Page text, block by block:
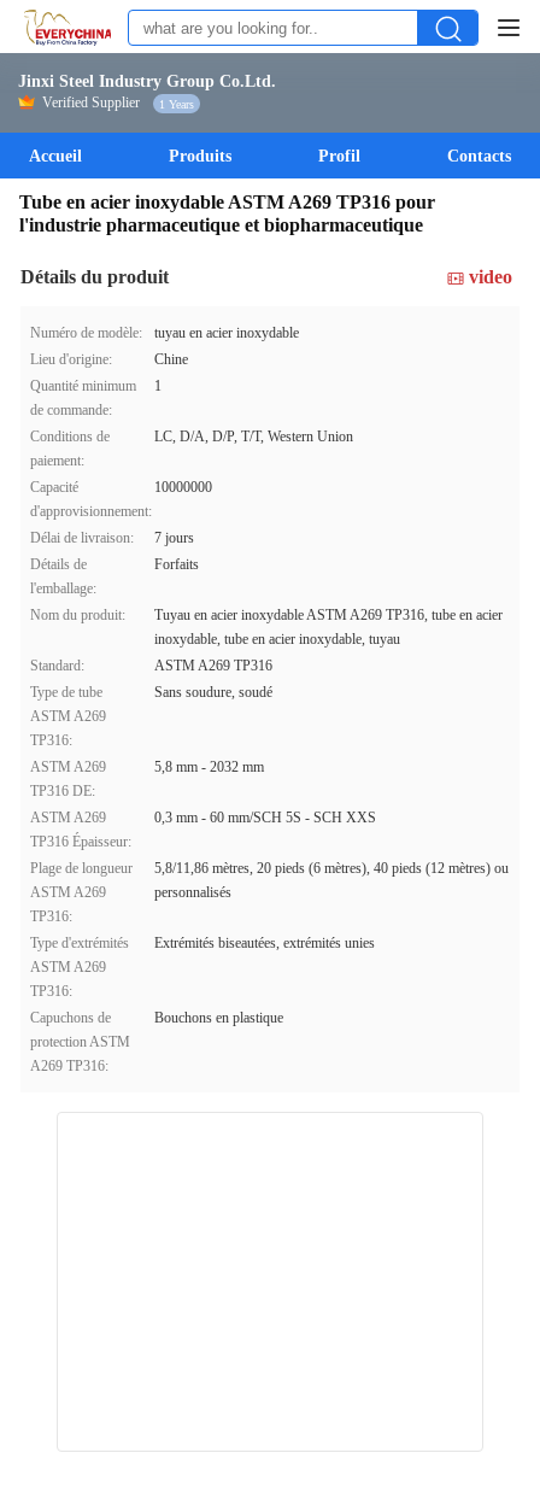
Jinxi Steel Industry Group Co.Ltd.
Verified Supplier 1 Years
Accueil Produits Profil Contacts
Tube en acier inoxydable ASTM A269 TP316 pour
l'industrie pharmaceutique et biopharmaceutique
Détails du produit video
Numéro de modèle:
tuyau en acier inoxydable
Lieu d'origine:
Chine
Quantité minimum
de commande:
1
Conditions de
paiement:
LC, D/A, D/P, T/T, Western Union
Capacité
d'approvisionnement:
10000000
Délai de livraison:
7 jours
Détails de
l'emballage:
Forfaits
Nom du produit:
Tuyau en acier inoxydable ASTM A269 TP316, tube en acier
inoxydable, tube en acier inoxydable, tuyau
Standard:
ASTM A269 TP316
Type de tube
ASTM A269
TP316:
Sans soudure, soudé
ASTM A269
TP316 DE:
5,8 mm - 2032 mm
ASTM A269
TP316 Épaisseur:
0,3 mm - 60 mm/SCH 5S - SCH XXS
Plage de longueur
ASTM A269
TP316:
5,8/11,86 mètres, 20 pieds (6 mètres), 40 pieds (12 mètres) ou
personnalisés
Type d'extrémités
ASTM A269
TP316:
Extrémités biseautées, extrémités unies
Capuchons de
protection ASTM
A269 TP316:
Bouchons en plastique